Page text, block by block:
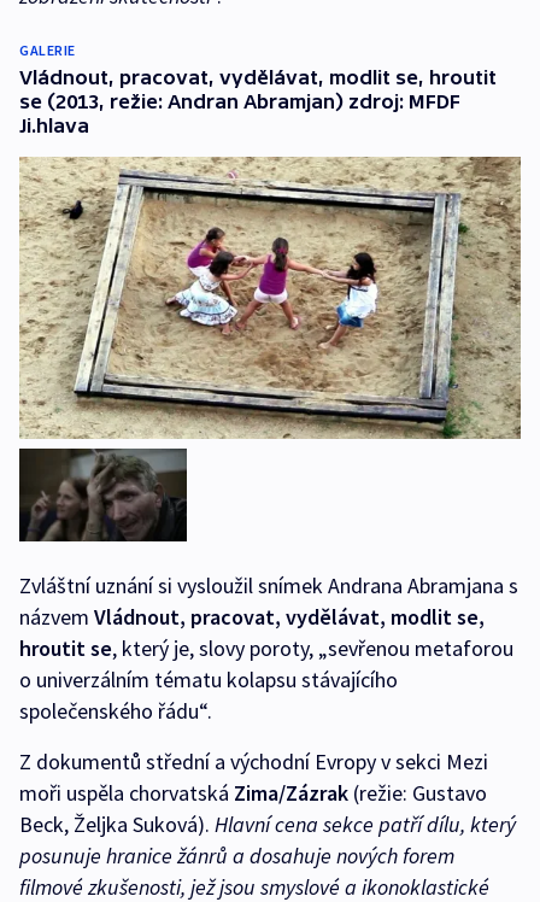
GALERIE
Vládnout, pracovat, vydělávat, modlit se, hroutit
se (2013, režie: Andran Abramjan) zdroj: MFDF
Ji.hlava
Zvláštní uznání si vysloužil snímek Andrana Abramjana s
názvem Vládnout, pracovat, vydělávat, modlit se,
hroutit se, který je, slovy poroty, „sevřenou metaforou
o univerzálním tématu kolapsu stávajícího
společenského řádu“.
Z dokumentů střední a východní Evropy v sekci Mezi
moři uspěla chorvatská Zima/Zázrak (režie: Gustavo
Beck, Željka Suková). Hlavní cena sekce patří dílu, který
posunuje hranice žánrů a dosahuje nových forem
filmové zkušenosti, jež jsou smyslové a ikonoklastické